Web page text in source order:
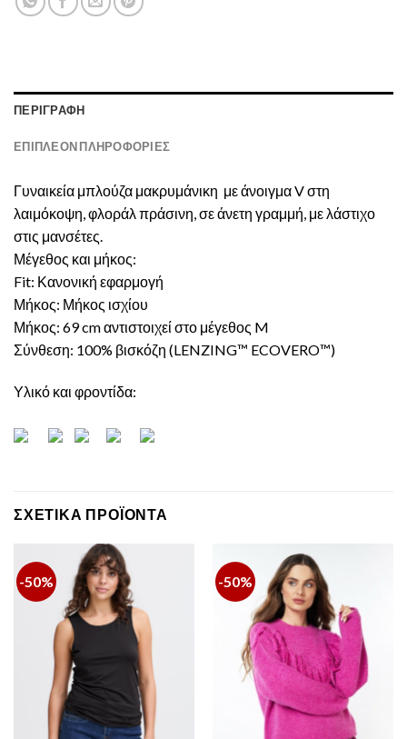
ΠΕΡΙΓΡΑΦΉ
ΕΠΙΠΛΈΟΝ ΠΛΗΡΟΦΟΡΊΕΣ
Γυναικεία μπλούζα μακρυμάνικη με άνοιγμα V στη
λαιμόκοψη, φλοράλ πράσινη, σε άνετη γραμμή, με λάστιχο
στις μανσέτες.
Μέγεθος και μήκος:
Fit: Κανονική εφαρμογή
Μήκος: Μήκος ισχίου
Μήκος: 69 cm αντιστοιχεί στο μέγεθος M
Σύνθεση: 100% βισκόζη (LENZING™ ECOVERO™)
Υλικό και φροντίδα:
ΣΧΕΤΙΚΆ ΠΡΟΪΌΝΤΑ
-50% -50%